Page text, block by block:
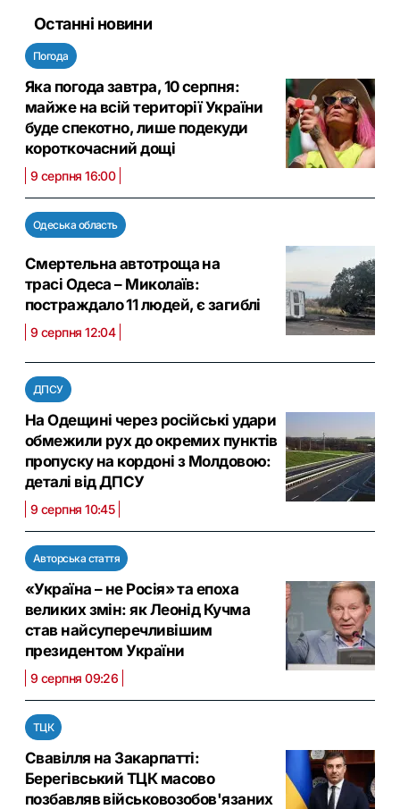
Останні новини
Погода
Яка погода завтра, 10 серпня:
майже на всій території України
буде спекотно, лише подекуди
короткочасний дощі
9 серпня 16:00
Одеська область
Смертельна автотроща на
трасі Одеса – Миколаїв:
постраждало 11 людей, є загиблі
9 серпня 12:04
ДПСУ
На Одещині через російські удари
обмежили рух до окремих пунктів
пропуску на кордоні з Молдовою:
деталі від ДПСУ
9 серпня 10:45
Авторська стаття
«Україна – не Росія» та епоха
великих змін: як Леонід Кучма
став найсуперечливішим
президентом України
9 серпня 09:26
ТЦК
Свавілля на Закарпатті:
Берегівський ТЦК масово
позбавляв військовозобов'язаних